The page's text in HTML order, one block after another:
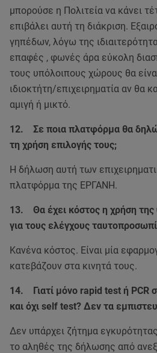
μπορούσε η Πολιτεία να κάνει
επιβάλει αυτή τη διάκριση.
γηπέδων, λόγω της
επαφές , φωνές άρα εύκολη
τους υπόλοιπους χώρους θα
ιδιοκτήτη/επιχειρηματία αν θα
αμιγή ή μικτό.
12. Σε ποια πλατφόρμα θα
τη χρήση επιλογής τους;
Η δήλωση αυτή των
πλατφόρμα της ΕΡΓΑΝΗ.
13. Θα έχει κόστος η χρήση
για τους ελέγχους
Κανένα κόστος. Είναι μία
κατεβάζουν στα κινητά τους.
14. Γιατί μόνο rapid test ή PCR
και όχι self test? Δεν τα
Δεν υπάρχει ζήτημα
το αληθές της δήλωσης από